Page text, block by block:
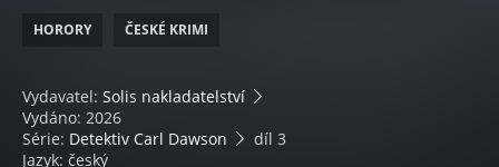
HORORY ČESKÉ KRIMI
Vydavatel: Solis nakladatelství
Vydáno: 2026
Série: Detektiv Carl Dawson
díl 3
Jazyk: český